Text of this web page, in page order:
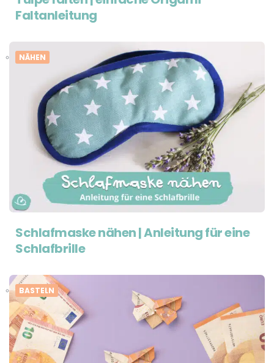
Faltanleitung
NÄHEN
Schlafmaske nähen | Anleitung für eine
Schlafbrille
BASTELN